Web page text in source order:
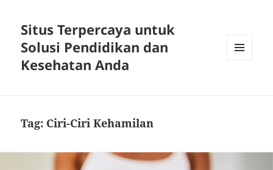
Situs Terpercaya untuk
Solusi Pendidikan dan
Kesehatan Anda
Tag: Ciri-Ciri Kehamilan